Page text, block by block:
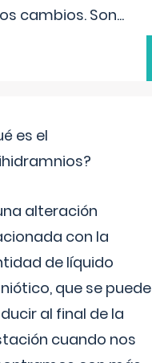
cambios. Son...
es el
alteración
con la
de líquido
que se puede
al final de la
cuando nos